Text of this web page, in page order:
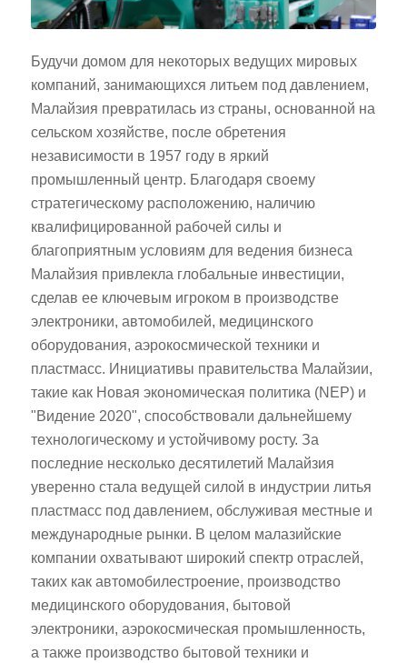
Будучи домом для некоторых ведущих мировых
компаний, занимающихся литьем под давлением,
Малайзия превратилась из страны, основанной на
сельском хозяйстве, после обретения
независимости в 1957 году в яркий
промышленный центр. Благодаря своему
стратегическому расположению, наличию
квалифицированной рабочей силы и
благоприятным условиям для ведения бизнеса
Малайзия привлекла глобальные инвестиции,
сделав ее ключевым игроком в производстве
электроники, автомобилей, медицинского
оборудования, аэрокосмической техники и
пластмасс. Инициативы правительства Малайзии,
такие как Новая экономическая политика (NEP) и
"Видение 2020", способствовали дальнейшему
технологическому и устойчивому росту. За
последние несколько десятилетий Малайзия
уверенно стала ведущей силой в индустрии литья
пластмасс под давлением, обслуживая местные и
международные рынки. В целом малазийские
компании охватывают широкий спектр отраслей,
таких как автомобилестроение, производство
медицинского оборудования, бытовой
электроники, аэрокосмическая промышленность,
а также производство бытовой техники и